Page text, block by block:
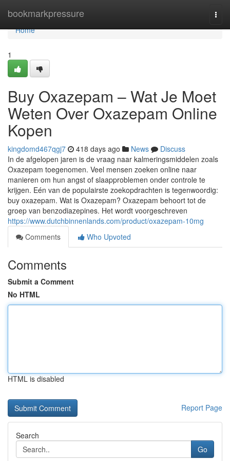
bookmarkpressure
Home
Home
1
Buy Oxazepam – Wat Je Moet
Weten Over Oxazepam Online
Kopen
kingdomd467qgj7 418 days ago News
Discuss
In de afgelopen jaren is de vraag naar kalmeringsmiddelen zoals
Oxazepam toegenomen. Veel mensen zoeken online naar
manieren om hun angst of slaapproblemen onder controle te
krijgen. Eén van de populairste zoekopdrachten is tegenwoordig:
buy oxazepam. Wat is Oxazepam? Oxazepam behoort tot de
groep van benzodiazepines. Het wordt voorgeschreven
https://www.dutchbinnenlands.com/product/oxazepam-10mg
Comments
Who Upvoted
Comments
Submit a Comment
No HTML
HTML is disabled
Report Page
Search
Go